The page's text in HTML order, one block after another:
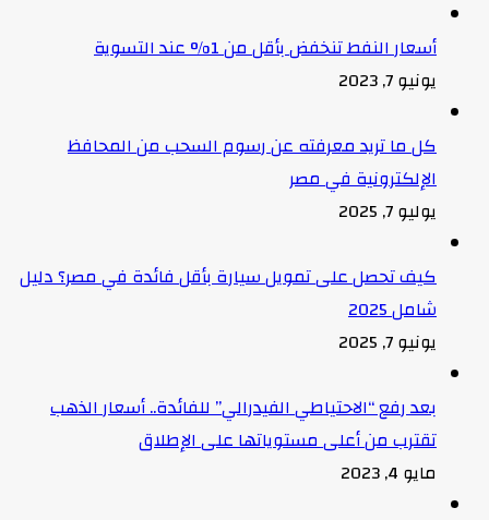
أسعار النفط تنخفض بأقل من 1% عند التسوية
يونيو 7, 2023
كل ما تريد معرفته عن رسوم السحب من المحافظ
الإلكترونية في مصر
يوليو 7, 2025
كيف تحصل على تمويل سيارة بأقل فائدة في مصر؟ دليل
شامل 2025
يونيو 7, 2025
بعد رفع “الاحتياطي الفيدرالي” للفائدة.. أسعار الذهب
تقترب من أعلى مستوياتها على الإطلاق
مايو 4, 2023